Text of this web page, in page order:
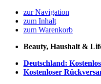
zur Navigation
zum Inhalt
zum Warenkorb
Beauty, Haushalt &
Deutschland:
Kostenloser